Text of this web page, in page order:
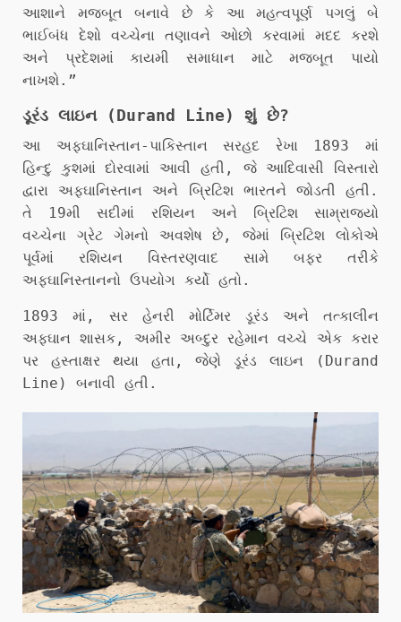
આશાને મજબૂત બનાવે છે કે આ મહત્વપૂર્ણ પગલું બે
ભાઈબંધ દેશો વચ્ચેના તણાવને ઓછો કરવામાં મદદ કરશે
અને પ્રદેશમાં કાયમી સમાધાન માટે મજબૂત પાયો
નાખશે.”
ડૂરંડ લાઇન (Durand Line) શું છે?
આ અફઘાનિસ્તાન-પાકિસ્તાન સરહદ રેખા 1893 માં
હિન્દુ કુશમાં દોરવામાં આવી હતી, જે આદિવાસી વિસ્તારો
દ્વારા અફઘાનિસ્તાન અને બ્રિટિશ ભારતને જોડતી હતી.
તે 19મી સદીમાં રશિયન અને બ્રિટિશ સામ્રાજ્યો
વચ્ચેના ગ્રેટ ગેમનો અવશેષ છે, જેમાં બ્રિટિશ લોકોએ
પૂર્વમાં રશિયન વિસ્તરણવાદ સામે બફર તરીકે
અફઘાનિસ્તાનનો ઉપયોગ કર્યો હતો.
1893 માં, સર હેનરી મોર્ટિમર ડૂરંડ અને તત્કાલીન
અફઘાન શાસક, અમીર અબ્દુર રહેમાન વચ્ચે એક કરાર
પર હસ્તાક્ષર થયા હતા, જેણે ડૂરંડ લાઇન (Durand
Line) બનાવી હતી.